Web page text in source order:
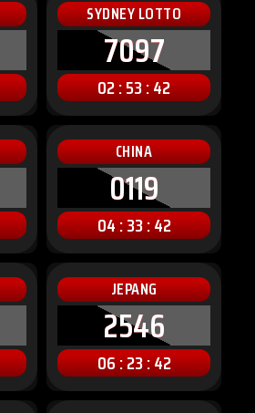
SYDNEY LOTTO
7097
02 : 53 : 40
CHINA
0119
04 : 33 : 40
JEPANG
2546
06 : 23 : 40